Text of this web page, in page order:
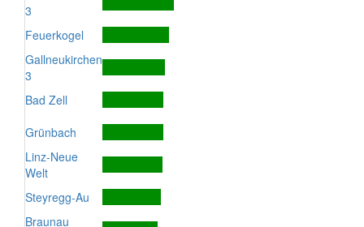
3
Feuerkogel
Gallneukirchen
3
Bad Zell
Grünbach
Linz-Neue
Welt
Steyregg-Au
Braunau